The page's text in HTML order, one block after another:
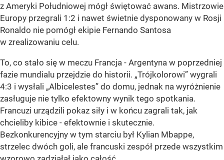
z Ameryki Południowej mógł świętować awans. Mistrzowie
Europy przegrali 1:2 i nawet świetnie dysponowany w Rosji
Ronaldo nie pomógł ekipie Fernando Santosa
w zrealizowaniu celu.
To, co stało się w meczu Francja - Argentyna w poprzedniej
fazie mundialu przejdzie do historii. „Trójkolorowi” wygrali
4:3 i wysłali „Albicelestes” do domu, jednak na wyróżnienie
zasługuje nie tylko efektowny wynik tego spotkania.
Francuzi urządzili pokaz siły i w końcu zagrali tak, jak
chcieliby kibice - efektownie i skutecznie.
Bezkonkurencyjny w tym starciu był Kylian Mbappe,
strzelec dwóch goli, ale francuski zespół przede wszystkim